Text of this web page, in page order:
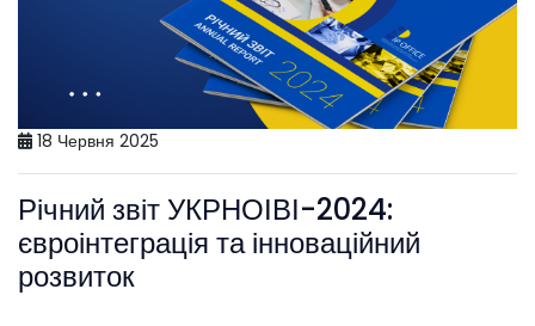
18 Червня 2025
Річний звіт УКРНОІВІ-2024:
євроінтеграція та інноваційний
розвиток